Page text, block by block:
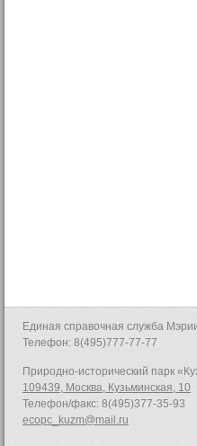
Единая справочная служба
Телефон: 8(495)777-77-77
Природно-исторический парк
109439, Москва, Кузьминская, 10
Телефон/факс: 8(495)377-35-93
ecopc_kuzm@mail.ru